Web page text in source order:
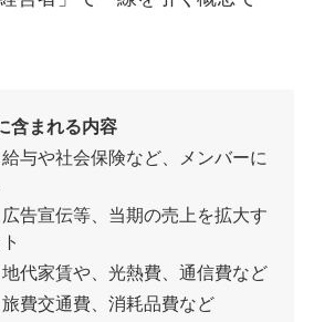
含まれる内容
給与や社会保険など、メンバーに
広告宣伝等、当期の売上を拡大す
地代家賃や、光熱費、通信費など
旅費交通費、消耗品費など